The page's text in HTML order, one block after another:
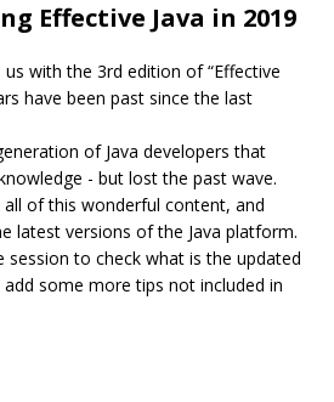
Effective Java in 2019
with the 3rd edition of “Effective
have been past since the last
of Java developers that
- but lost the past wave.
all of this wonderful content, and
latest versions of the Java platform.
session to check what is the updated
add some more tips not included in